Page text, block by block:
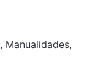
, Manualidades,